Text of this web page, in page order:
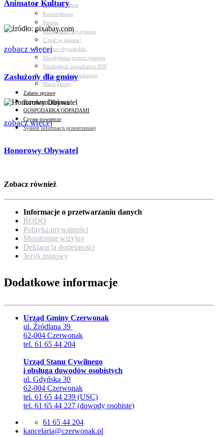
Bezpieczeństwo
Komunikacja
Parafie
Zarządzanie kryzysowe
C.ześć w gminie!
Budżet obywatelski
Nieodpłatna pomoc prawna
Niezbędnik mieszkańca PDF
Aplikacja mMieszkaniec
Mapa gminy
Załatw sprawę
Pozyskane fundusze
GOSPODARKA ODPADAMI
Czyste powietrze
System Informacji przestrzennej
Animator Kultury
zobacz więcej
Zasłużony dla gminy
zobacz więcej
Honorowy Obywatel
Zobacz również
Informacje o przetwarzaniu danych
RODO
Polityka prywatności
Monitoring wizyjny
Deklaracja dostępności
Język migowy
Dodatkowe informacje
Urząd Gminy Czerwonak
ul. Źródlana 39
62-004 Czerwonak
tel. 61 65 44 204
Urząd Stanu Cywilnego
i obsługa dowodów osobistych
ul. Gdyńska 30
62-004 Czerwonak
tel. 61 65 44 239 (USC)
tel. 61 65 44 227 (dowody osobiste)
61 65 44 204
lp.kanowrezc@airalecnak